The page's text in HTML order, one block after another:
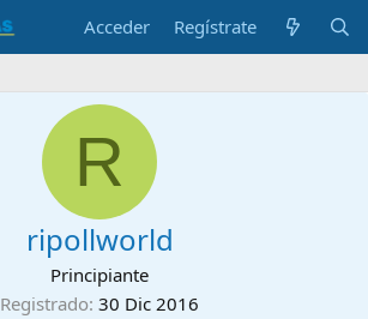
Acceder Regístrate
R
ripollworld
Principiante
Registrado 30 Dic 2016